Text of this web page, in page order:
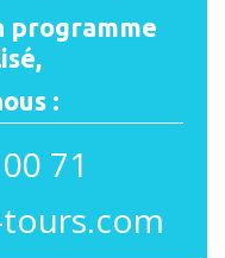
programme
:
71